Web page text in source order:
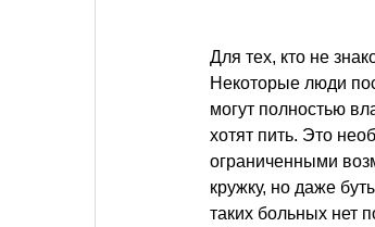
Для тех, кто не
Некоторые люди
могут полностью
хотят пить. Это
ограниченными
кружку, но даже
таких больных нет